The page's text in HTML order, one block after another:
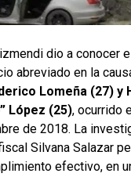
dio a conocer
abreviado en la
Lomeña (27) y
López (25), ocurrido
de 2018. La
Silvana Salazar
efectivo, en